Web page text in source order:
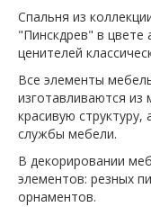
Спальня из
"Пинскдрев" в цвете
ценителей
Все элементы
изготавливаются из
красивую
службы мебели.
В декорировании
элементов: резных
орнаментов.